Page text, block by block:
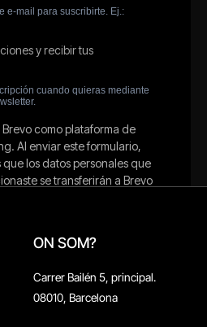
ON SOM?
Carrer Bailén 5, principal.
08010, Barcelona